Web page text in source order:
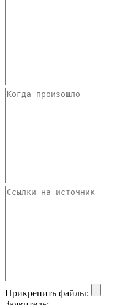
Прикрепить файлы: